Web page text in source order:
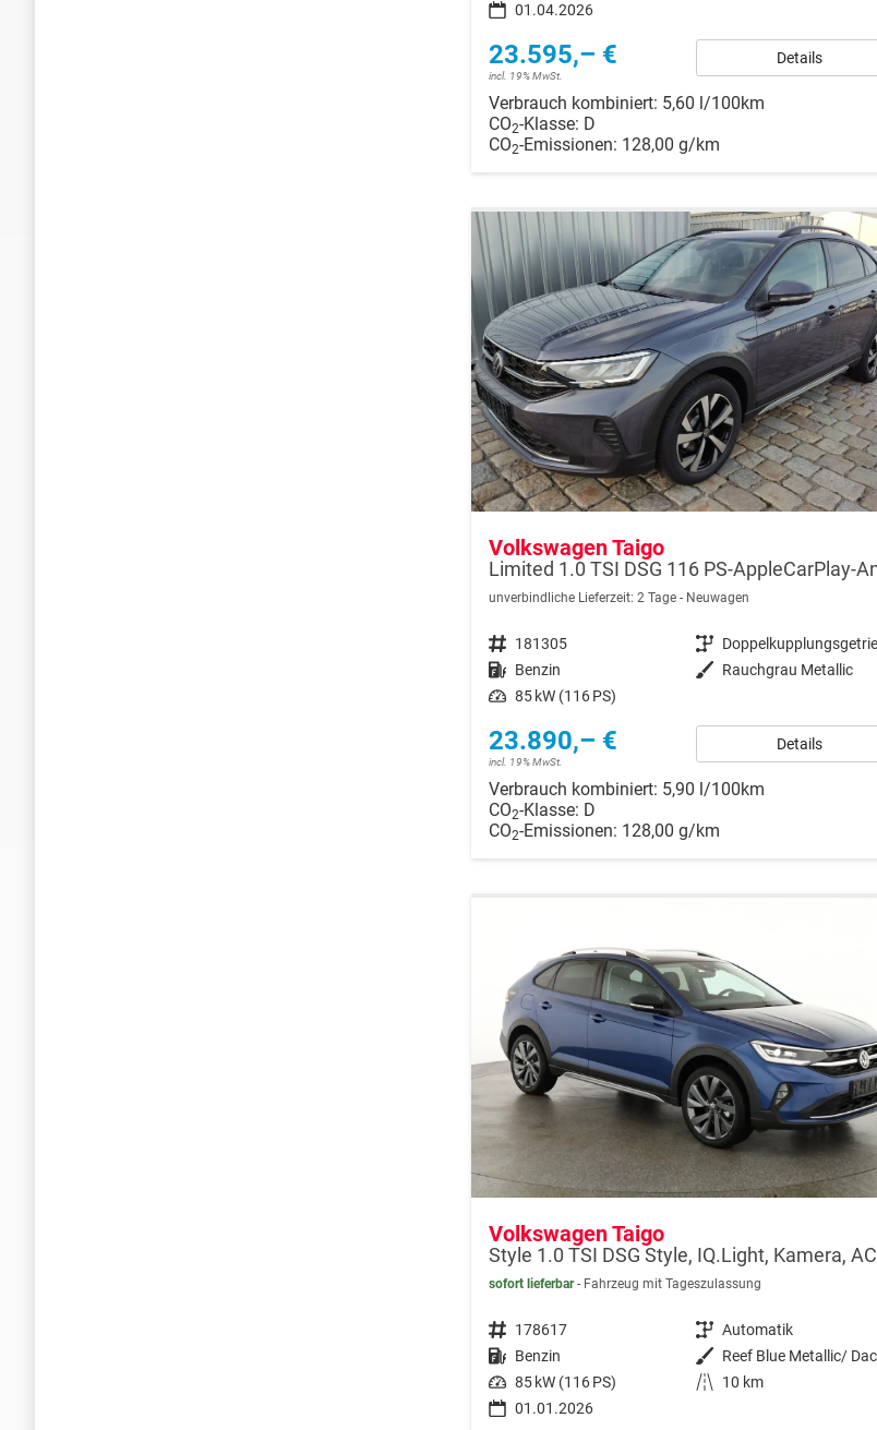
01.04.2026
23.595,– €
incl. 19% MwSt.
Details
Verbrauch kombiniert: 5,60 l/100km
CO2-Klasse: D
CO2-Emissionen: 128,00 g/km
Volkswagen Taigo
unverbindliche Lieferzeit: 2 Tage Neuwagen
Fahrzeugnr. 181305 Getriebe
Kraftstoff Benzin Außenfarbe Rauchgrau Metallic
Leistung 85 kW (116 PS)
23.890,– €
incl. 19% MwSt.
Details
Verbrauch kombiniert: 5,90 l/100km
CO2-Klasse: D
CO2-Emissionen: 128,00 g/km
Volkswagen Taigo
sofort lieferbar Fahrzeug mit Tageszulassung
Fahrzeugnr. 178617 Getriebe Automatik
Kraftstoff Benzin Außenfarbe
Leistung 85 kW (116 PS) Kilometerstand
10 km
01.01.2026